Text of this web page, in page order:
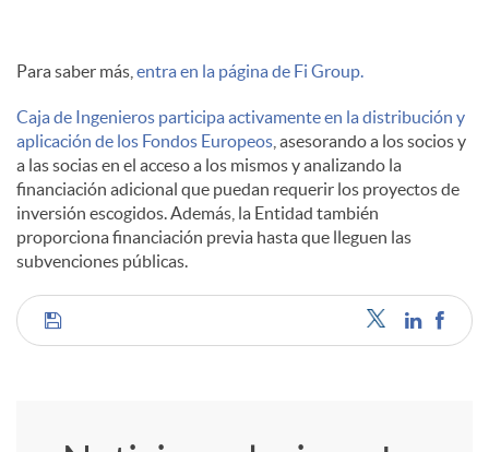
Para saber más, entra en la página de Fi Group.
Caja de Ingenieros participa activamente en la distribución y
aplicación de los Fondos Europeos , asesorando a los socios y
a las socias en el acceso a los mismos y analizando la
financiación adicional que puedan requerir los proyectos de
inversión escogidos. Además, la Entidad también
proporciona financiación previa hasta que lleguen las
subvenciones públicas.
C